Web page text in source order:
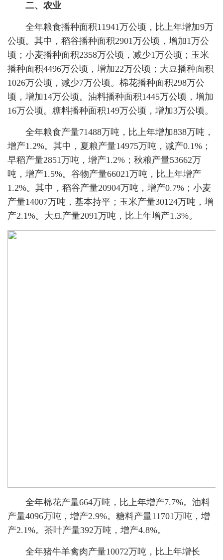
二、农业
全年粮食播种面积11941万公顷，比上年增加9万
公顷。其中，稻谷播种面积2901万公顷，增加1万公
顷；小麦播种面积2358万公顷，减少1万公顷；玉米
播种面积4496万公顷，增加22万公顷；大豆播种面积
1026万公顷，减少7万公顷。棉花播种面积298万公
顷，增加14万公顷。油料播种面积1445万公顷，增加
16万公顷。糖料播种面积149万公顷，增加3万公顷。
全年粮食产量71488万吨，比上年增加838万吨，
增产1.2%。其中，夏粮产量14975万吨，减产0.1%；
早稻产量2851万吨，增产1.2%；秋粮产量53662万
吨，增产1.5%。谷物产量66021万吨，比上年增产
1.2%。其中，稻谷产量20904万吨，增产0.7%；小麦
产量14007万吨，基本持平；玉米产量30124万吨，增
产2.1%。大豆产量2091万吨，比上年增产1.3%。
全年棉花产量664万吨，比上年增产7.7%。油料
产量4096万吨，增产2.9%。糖料产量11701万吨，增
产2.1%。茶叶产量392万吨，增产4.8%。
全年猪牛羊禽肉产量10072万吨，比上年增长